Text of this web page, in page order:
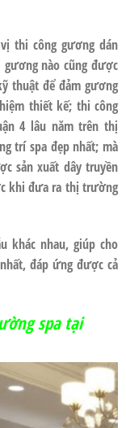
thi công gương dán
nào cũng được
thuật để đảm gương
thiết kế; thi công
4lâu năm trên thị
trí spa đẹp nhất; mà
sản xuất dây truyền
khi đưa ra thị trường
khác nhau, giúp cho
đáp ứng được cả
spa tại